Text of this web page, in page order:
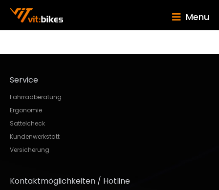
Menu
Service
Fahrradberatung
Ergonomie
Sattelcheck
Kundenwerkstatt
Versicherung
Kontaktmöglichkeiten / Hotline